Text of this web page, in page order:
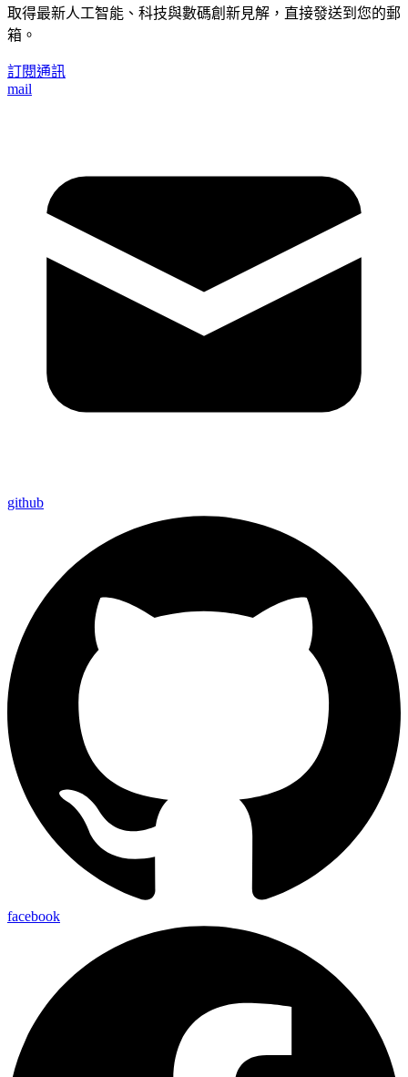
取得最新人工智能、科技與數碼創新見解，直接發送到您的郵
箱。
訂閱通訊
mail
github
facebook